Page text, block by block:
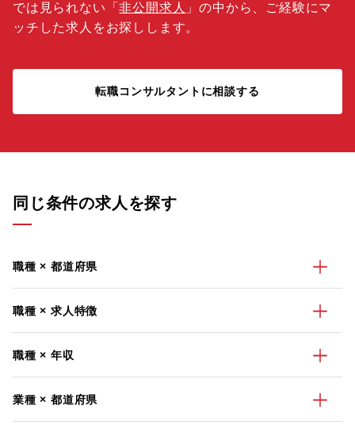
では見られない「非公開求人 」の中から、ご経験にマ
ッチした求人をお探しします。
転職コンサルタントに相談する
同じ条件の求人を探す
職種 × 都道府県
職種 × 求人特徴
職種 × 年収
業種 × 都道府県